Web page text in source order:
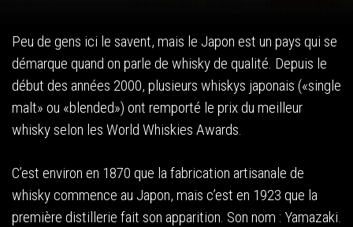
Peu de gens ici le savent, mais le Japon est un pays qui se
démarque quand on parle de whisky de qualité. Depuis le
début des années 2000, plusieurs whiskys japonais («single
malt» ou «blended») ont remporté le prix du meilleur
whisky selon les World Whiskies Awards.
C’est environ en 1870 que la fabrication artisanale de
whisky commence au Japon, mais c’est en 1923 que la
première distillerie fait son apparition. Son nom : Yamazaki.